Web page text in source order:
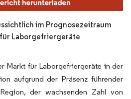
im Prognosezeitraum
Laborgefriergeräte
Markt für Laborgefriergeräte in der
aufgrund der Präsenz führender
der wachsenden Zahl von